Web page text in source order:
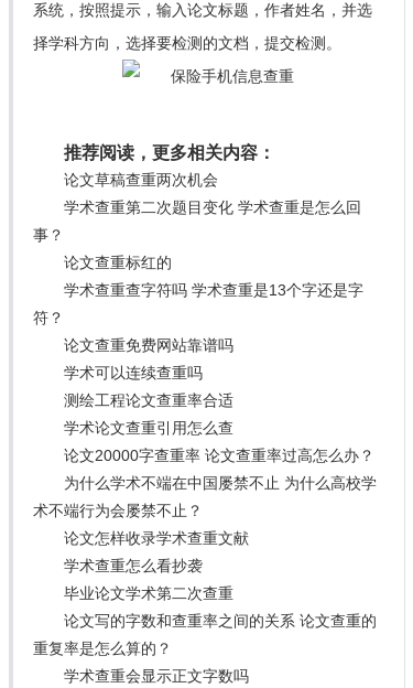
系统，按照提示，输入论文标题，作者姓名，并选
择学科方向，选择要检测的文档，提交检测。
推荐阅读，更多相关内容：
论文草稿查重两次机会
学术查重第二次题目变化 学术查重是怎么回
事？
论文查重标红的
学术查重查字符吗 学术查重是13个字还是字
符？
论文查重免费网站靠谱吗
学术可以连续查重吗
测绘工程论文查重率合适
学术论文查重引用怎么查
论文20000字查重率 论文查重率过高怎么办？
为什么学术不端在中国屡禁不止 为什么高校学
术不端行为会屡禁不止？
论文怎样收录学术查重文献
学术查重怎么看抄袭
毕业论文学术第二次查重
论文写的字数和查重率之间的关系 论文查重的
重复率是怎么算的？
学术查重会显示正文字数吗